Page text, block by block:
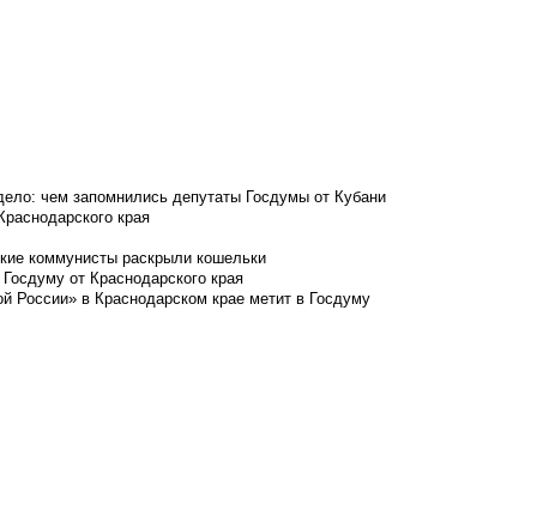
чем запомнились депутаты Госдумы от Кубани
края
коммунисты раскрыли кошельки
от Краснодарского края
России» в Краснодарском крае метит в Госдуму